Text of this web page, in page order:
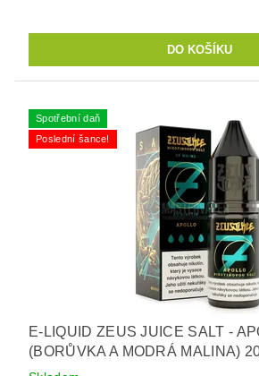
Spotřební daň
Poslední šance!
E-LIQUID ZEUS JUICE SALT -
(BORŮVKA A MODRÁ MALINA)